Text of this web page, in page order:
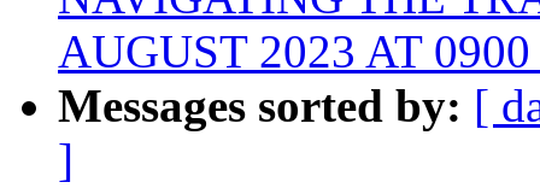
AUGUST 2023 AT
Messages sorted by: [
]